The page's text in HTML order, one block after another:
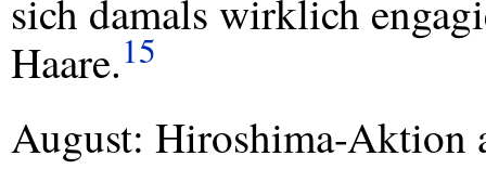
sich damals wirklich
Haare.15
August: Hiroshima-Aktion